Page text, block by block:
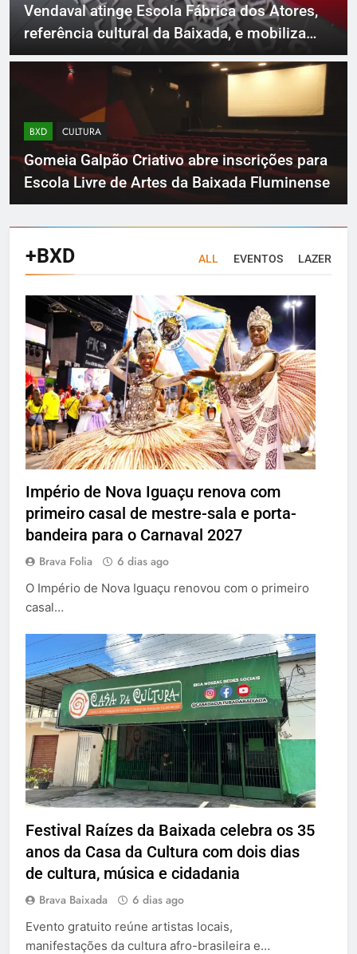
Vendaval atinge Escola Fábrica dos Atores,
referência cultural da Baixada, e mobiliza
campanha para reconstrução
BXD CULTURA
Gomeia Galpão Criativo abre inscrições para
Escola Livre de Artes da Baixada Fluminense
+BXD ALL EVENTOS LAZER
Império de Nova Iguaçu renova com
primeiro casal de mestre-sala e porta-
bandeira para o Carnaval 2027
Brava Folia 6 dias ago
O Império de Nova Iguaçu renovou com o primeiro
casal…
Festival Raízes da Baixada celebra os 35
anos da Casa da Cultura com dois dias
de cultura, música e cidadania
Brava Baixada 6 dias ago
Evento gratuito reúne artistas locais,
manifestações da cultura afro-brasileira e…